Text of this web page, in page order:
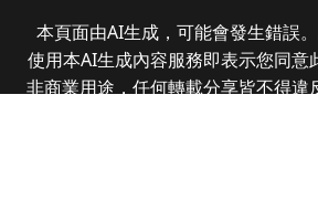
本頁面由AI生成，可能會發生錯誤。
使用本AI生成內容服務即表示您同意
非商業用途，任何轉載分享皆不得違